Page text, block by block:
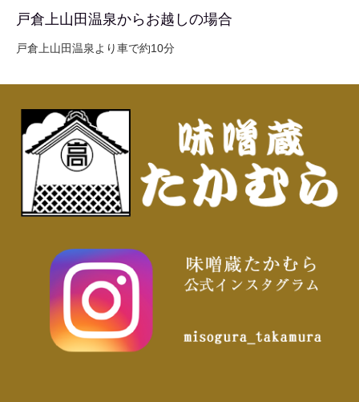
戸倉上山田温泉からお越しの場合
戸倉上山田温泉より車で約10分